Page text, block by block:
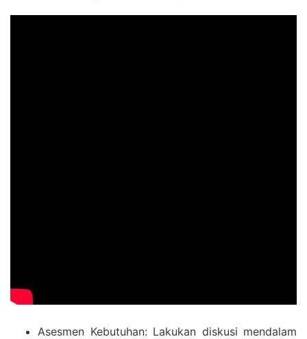
Asesmen Kebutuhan: Lakukan diskusi mendalam